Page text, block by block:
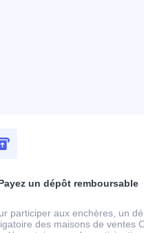
un dépôt remboursable
participer aux enchères, un
des maisons de ventes